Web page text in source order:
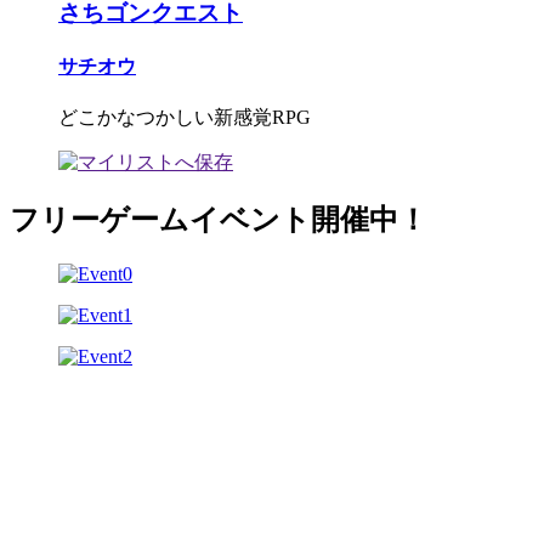
さちゴンクエスト
サチオウ
どこかなつかしい新感覚RPG
フリーゲームイベント開催中！